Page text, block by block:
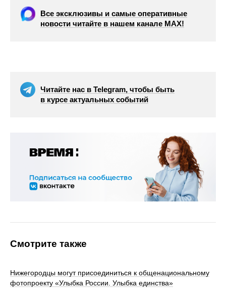
Все эксклюзивы и самые оперативные
новости читайте в нашем канале МАХ!
Читайте нас в Telegram, чтобы быть
в курсе актуальных событий
Смотрите также
Нижегородцы могут присоединиться к общенациональному
фотопроекту «Улыбка России. Улыбка единства»